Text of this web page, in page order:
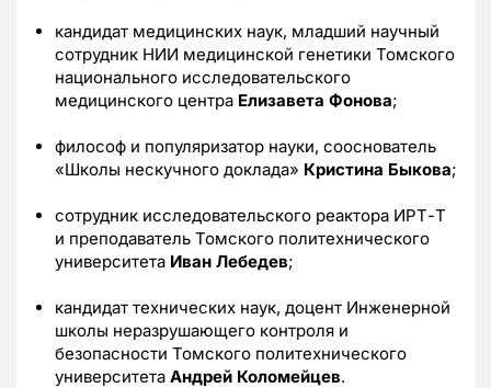
кандидат медицинских наук, младший научный
сотрудник НИИ медицинской генетики Томского
национального исследовательского
медицинского центра Елизавета Фонова;
философ и популяризатор науки, сооснователь
«Школы нескучного доклада» Кристина Быкова;
сотрудник исследовательского реактора ИРТ-Т
и преподаватель Томского политехнического
университета Иван Лебедев;
кандидат технических наук, доцент Инженерной
школы неразрушающего контроля и
безопасности Томского политехнического
университета Андрей Коломейцев.